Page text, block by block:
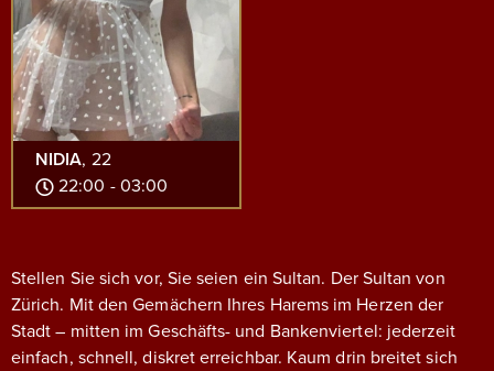
NIDIA, 22
22:00 - 03:00
Stellen Sie sich vor, Sie seien ein Sultan. Der Sultan von
Zürich. Mit den Gemächern Ihres Harems im Herzen der
Stadt – mitten im Geschäfts- und Bankenviertel: jederzeit
einfach, schnell, diskret erreichbar. Kaum drin breitet sich